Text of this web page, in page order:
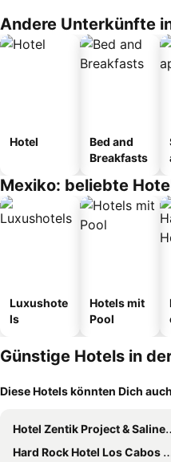
Andere Unterkünfte
Hotel
Bed and
Breakfasts
Mexiko: beliebte
Luxushote
ls
Hotels mit
Pool
Günstige Hotels in
Diese Hotels könnten Dich
Hotel Zentik Project & Saline Cave
Hard Rock Hotel Los Cabos - All Inclusive